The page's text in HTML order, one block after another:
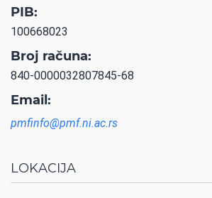
PIB:
100668023
Broj računa:
840-0000032807845-68
Email:
pmfinfo@pmf.ni.ac.rs
LOKACIJA